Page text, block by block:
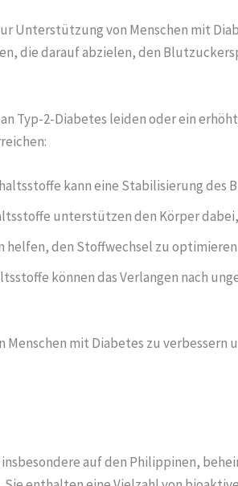
Unterstützung von Menschen mit
die darauf abzielen, den
Typ-2-Diabetes leiden oder ein
kann eine Stabilisierung
unterstützen den Körper
helfen, den Stoffwechsel zu
können das Verlangen nach
mit Diabetes zu verbessern
auf den Philippinen,